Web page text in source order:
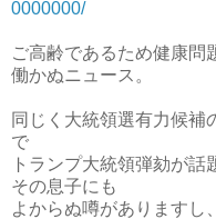
0000000/
ご高齢であるため健康問
働かぬニュース。
同じく大統領選有力候補
で
トランプ大統領弾劾が話
その息子にも
よからぬ噂がありますし